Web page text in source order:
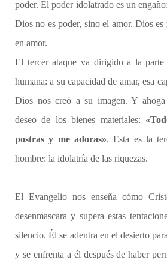
poder. El poder idolatrado es un
Dios no es poder, sino el amor. Dios
en amor.
El tercer ataque va dirigido a la parte
humana: a su capacidad de amar, esa
Dios nos creó a su imagen. Y
deseo de los bienes materiales:
postras y me adoras». Esta es la
hombre: la idolatría de las riquezas.
El Evangelio nos enseña cómo
desenmascara y supera estas
silencio. Él se adentra en el desierto
y se enfrenta a él después de haber